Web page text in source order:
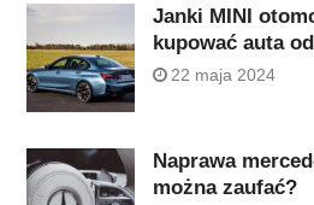
Janki MINI
kupować auta
22 maja 2024
Naprawa
można zaufać?